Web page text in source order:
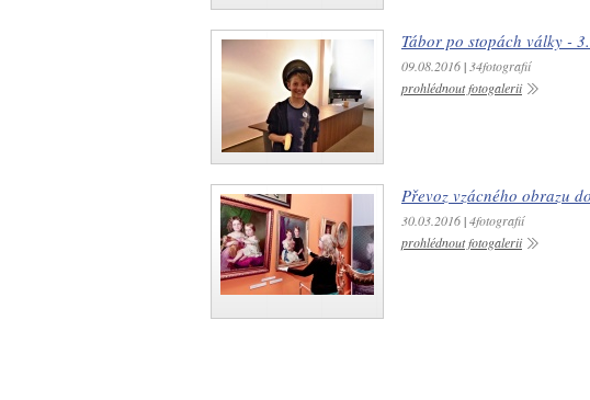
Tábor po stopách války -
09.08.2016| 34fotografií
prohlédnout fotogalerii
Převoz vzácného obrazu
30.03.2016|4fotografií
prohlédnout fotogalerii